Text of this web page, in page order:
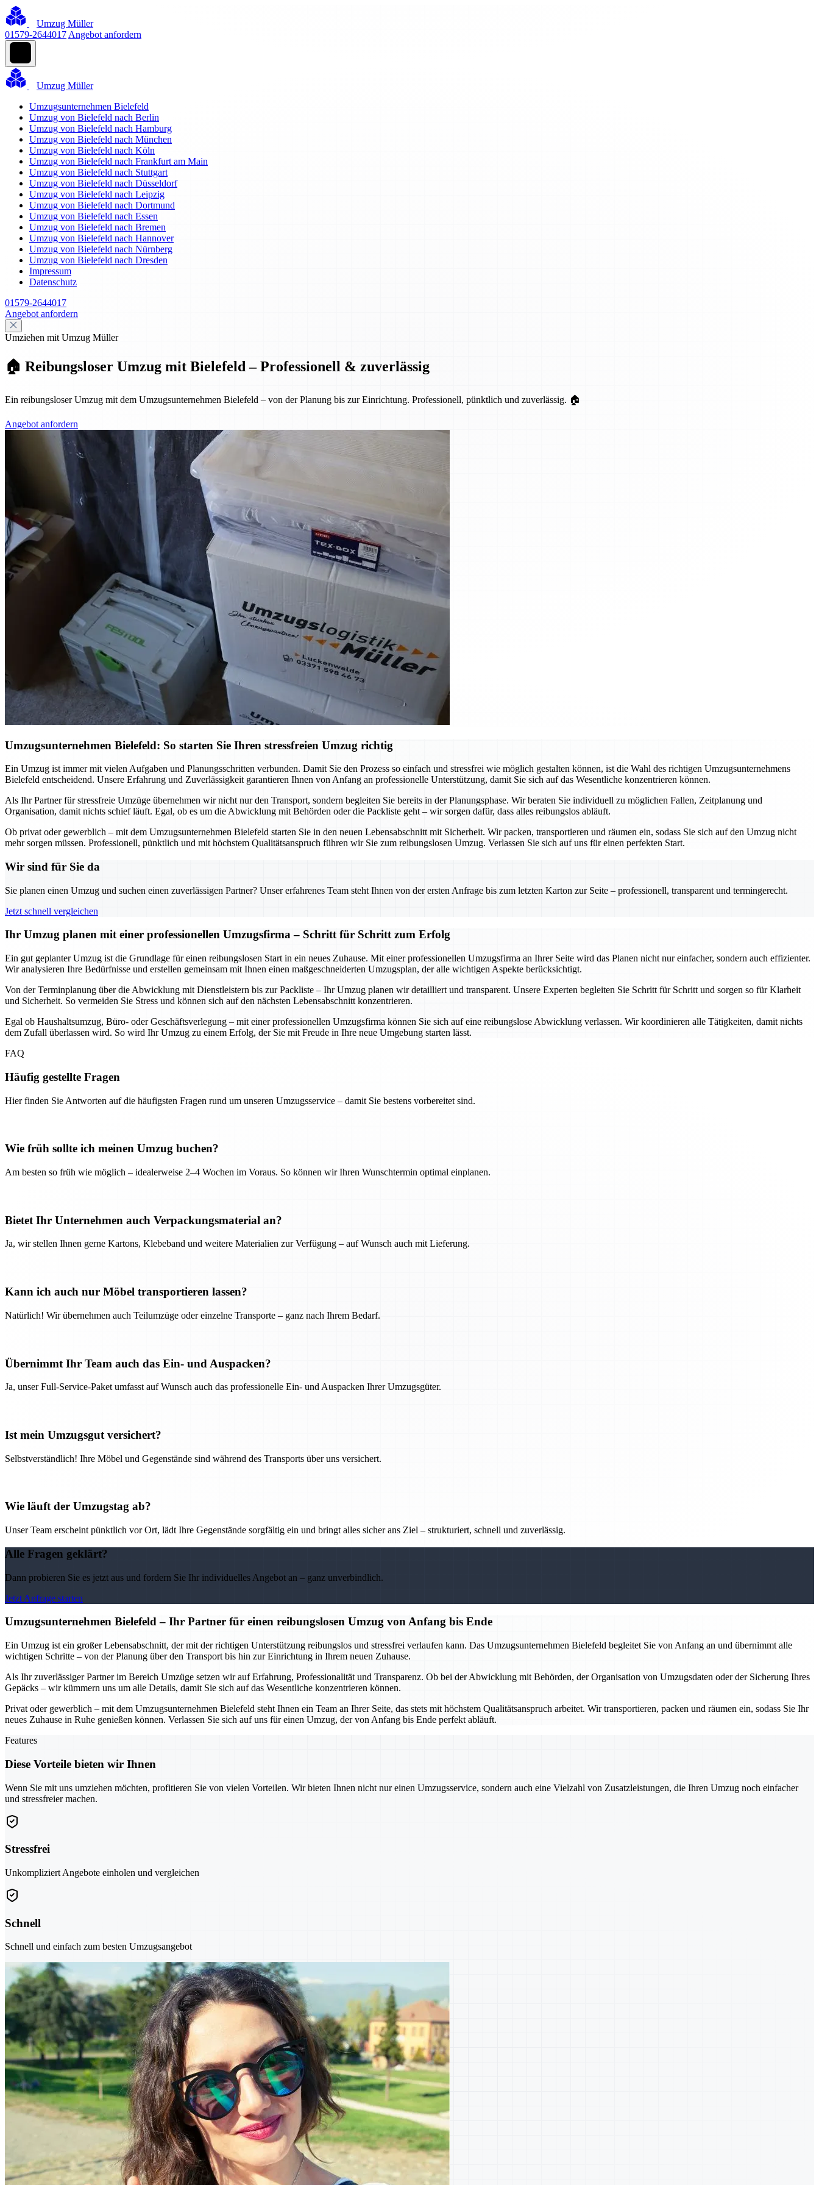
Umzug Müller
01579-2644017 Angebot anfordern
Umzug Müller
Umzugsunternehmen Bielefeld
Umzug von Bielefeld nach Berlin
Umzug von Bielefeld nach Hamburg
Umzug von Bielefeld nach München
Umzug von Bielefeld nach Köln
Umzug von Bielefeld nach Frankfurt am Main
Umzug von Bielefeld nach Stuttgart
Umzug von Bielefeld nach Düsseldorf
Umzug von Bielefeld nach Leipzig
Umzug von Bielefeld nach Dortmund
Umzug von Bielefeld nach Essen
Umzug von Bielefeld nach Bremen
Umzug von Bielefeld nach Hannover
Umzug von Bielefeld nach Nürnberg
Umzug von Bielefeld nach Dresden
Impressum
Datenschutz
01579-2644017
Angebot anfordern
Umziehen mit Umzug Müller
🏠 Reibungsloser Umzug mit Bielefeld – Professionell & zuverlässig
Ein reibungsloser Umzug mit dem Umzugsunternehmen Bielefeld – von der Planung bis zur Einrichtung. Professionell, pünktlich und zuverlässig. 🏠
Angebot anfordern
Umzugsunternehmen Bielefeld: So starten Sie Ihren stressfreien Umzug richtig
Ein Umzug ist immer mit vielen Aufgaben und Planungsschritten verbunden. Damit Sie den Prozess so einfach und stressfrei wie möglich gestalten können, ist die Wahl des richtigen Umzugsunternehmens
Bielefeld entscheidend. Unsere Erfahrung und Zuverlässigkeit garantieren Ihnen von Anfang an professionelle Unterstützung, damit Sie sich auf das Wesentliche konzentrieren können.
Als Ihr Partner für stressfreie Umzüge übernehmen wir nicht nur den Transport, sondern begleiten Sie bereits in der Planungsphase. Wir beraten Sie individuell zu möglichen Fallen, Zeitplanung und
Organisation, damit nichts schief läuft. Egal, ob es um die Abwicklung mit Behörden oder die Packliste geht – wir sorgen dafür, dass alles reibungslos abläuft.
Ob privat oder gewerblich – mit dem Umzugsunternehmen Bielefeld starten Sie in den neuen Lebensabschnitt mit Sicherheit. Wir packen, transportieren und räumen ein, sodass Sie sich auf den Umzug nicht
mehr sorgen müssen. Professionell, pünktlich und mit höchstem Qualitätsanspruch führen wir Sie zum reibungslosen Umzug. Verlassen Sie sich auf uns für einen perfekten Start.
Wir sind für Sie da
Sie planen einen Umzug und suchen einen zuverlässigen Partner? Unser erfahrenes Team steht Ihnen von der ersten Anfrage bis zum letzten Karton zur Seite – professionell, transparent und termingerecht.
Jetzt schnell vergleichen
Ihr Umzug planen mit einer professionellen Umzugsfirma – Schritt für Schritt zum Erfolg
Ein gut geplanter Umzug ist die Grundlage für einen reibungslosen Start in ein neues Zuhause. Mit einer professionellen Umzugsfirma an Ihrer Seite wird das Planen nicht nur einfacher, sondern auch effizienter.
Wir analysieren Ihre Bedürfnisse und erstellen gemeinsam mit Ihnen einen maßgeschneiderten Umzugsplan, der alle wichtigen Aspekte berücksichtigt.
Von der Terminplanung über die Abwicklung mit Dienstleistern bis zur Packliste – Ihr Umzug planen wir detailliert und transparent. Unsere Experten begleiten Sie Schritt für Schritt und sorgen so für Klarheit
und Sicherheit. So vermeiden Sie Stress und können sich auf den nächsten Lebensabschnitt konzentrieren.
Egal ob Haushaltsumzug, Büro- oder Geschäftsverlegung – mit einer professionellen Umzugsfirma können Sie sich auf eine reibungslose Abwicklung verlassen. Wir koordinieren alle Tätigkeiten, damit nichts
dem Zufall überlassen wird. So wird Ihr Umzug zu einem Erfolg, der Sie mit Freude in Ihre neue Umgebung starten lässt.
FAQ
Häufig gestellte Fragen
Hier finden Sie Antworten auf die häufigsten Fragen rund um unseren Umzugsservice – damit Sie bestens vorbereitet sind.
Wie früh sollte ich meinen Umzug buchen?
Am besten so früh wie möglich – idealerweise 2–4 Wochen im Voraus. So können wir Ihren Wunschtermin optimal einplanen.
Bietet Ihr Unternehmen auch Verpackungsmaterial an?
Ja, wir stellen Ihnen gerne Kartons, Klebeband und weitere Materialien zur Verfügung – auf Wunsch auch mit Lieferung.
Kann ich auch nur Möbel transportieren lassen?
Natürlich! Wir übernehmen auch Teilumzüge oder einzelne Transporte – ganz nach Ihrem Bedarf.
Übernimmt Ihr Team auch das Ein- und Auspacken?
Ja, unser Full-Service-Paket umfasst auf Wunsch auch das professionelle Ein- und Auspacken Ihrer Umzugsgüter.
Ist mein Umzugsgut versichert?
Selbstverständlich! Ihre Möbel und Gegenstände sind während des Transports über uns versichert.
Wie läuft der Umzugstag ab?
Unser Team erscheint pünktlich vor Ort, lädt Ihre Gegenstände sorgfältig ein und bringt alles sicher ans Ziel – strukturiert, schnell und zuverlässig.
Alle Fragen geklärt?
Dann probieren Sie es jetzt aus und fordern Sie Ihr individuelles Angebot an – ganz unverbindlich.
Jetzt Anfrage starten
Umzugsunternehmen Bielefeld – Ihr Partner für einen reibungslosen Umzug von Anfang bis Ende
Ein Umzug ist ein großer Lebensabschnitt, der mit der richtigen Unterstützung reibungslos und stressfrei verlaufen kann. Das Umzugsunternehmen Bielefeld begleitet Sie von Anfang an und übernimmt alle
wichtigen Schritte – von der Planung über den Transport bis hin zur Einrichtung in Ihrem neuen Zuhause.
Als Ihr zuverlässiger Partner im Bereich Umzüge setzen wir auf Erfahrung, Professionalität und Transparenz. Ob bei der Abwicklung mit Behörden, der Organisation von Umzugsdaten oder der Sicherung Ihres
Gepäcks – wir kümmern uns um alle Details, damit Sie sich auf das Wesentliche konzentrieren können.
Privat oder gewerblich – mit dem Umzugsunternehmen Bielefeld steht Ihnen ein Team an Ihrer Seite, das stets mit höchstem Qualitätsanspruch arbeitet. Wir transportieren, packen und räumen ein, sodass Sie Ihr
neues Zuhause in Ruhe genießen können. Verlassen Sie sich auf uns für einen Umzug, der von Anfang bis Ende perfekt abläuft.
Features
Diese Vorteile bieten wir Ihnen
Wenn Sie mit uns umziehen möchten, profitieren Sie von vielen Vorteilen. Wir bieten Ihnen nicht nur einen Umzugsservice, sondern auch eine Vielzahl von Zusatzleistungen, die Ihren Umzug noch einfacher
und stressfreier machen.
Stressfrei
Unkompliziert Angebote einholen und vergleichen
Schnell
Schnell und einfach zum besten Umzugsangebot